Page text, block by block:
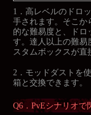
1．高レベルのドロ
手されます。そこか
的な難易度と、ドロ
す。達人以上の難易
スタムボックスが直
2．モッドダストを
箱と交換できます。
Q6．PvEシナリオで